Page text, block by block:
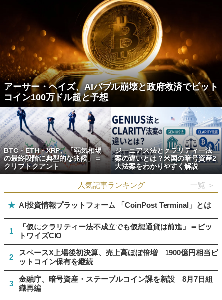
アーサー・ヘイズ、AIバブル崩壊と政府救済でビット
コイン100万ドル超と予想
BTC・ETH・XRP、「弱気相場
の最終段階に典型的な兆候」＝
クリプトクアント
ジーニアス法とクラリティー法
案の違いとは？米国の暗号資産2
大法案をわかりやすく解説
人気記事ランキング 一覧 ＞
★ AI投資情報プラットフォーム 「CoinPost Terminal」とは
1
「仮にクラリティー法不成立でも仮想通貨は前進」＝ビッ
トワイズCIO
2
スペースX上場後初決算、売上高ほぼ倍増 1900億円相当ビ
ットコイン保有を継続
3
金融庁、暗号資産・ステーブルコイン課を新設 8月7日組
織再編